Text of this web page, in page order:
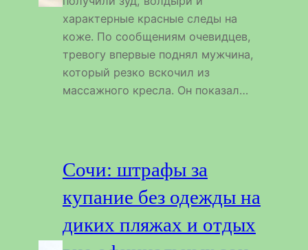
характерные красные следы на
коже. По сообщениям очевидцев,
тревогу впервые поднял мужчина,
который резко вскочил из
массажного кресла. Он показал…
Сочи: штрафы за
купание без одежды на
диких пляжах и отдых